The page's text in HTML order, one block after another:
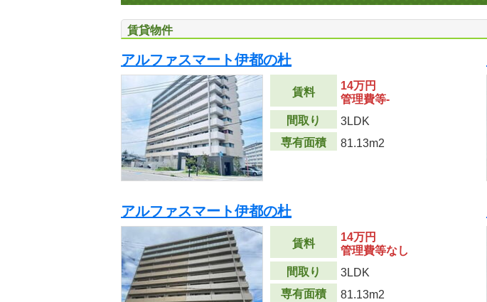
賃貸物件
アルファスマート伊都の杜
賃料
14万円
管理費等-
間取り
3LDK
専有面積
81.13m2
アルファスマート伊都の杜
賃料
14万円
管理費等なし
間取り
3LDK
専有面積
81.13m2